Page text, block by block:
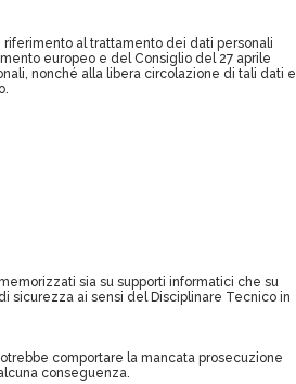
riferimento al trattamento dei dati personali
europeo e del Consiglio del 27 aprile
nonché alla libera circolazione di tali dati e
sia su supporti informatici che su
sicurezza ai sensi del Disciplinare Tecnico in
comportare la mancata prosecuzione
conseguenza.